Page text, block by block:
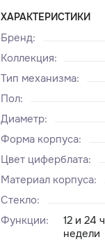
ХАРАКТЕРИСТИКИ
Бренд:
Коллекция:
Тип механизма:
Пол:
Диаметр:
Форма корпуса:
Цвет циферблата:
Материал корпуса:
Стекло:
Функции:
12 и 24
недели